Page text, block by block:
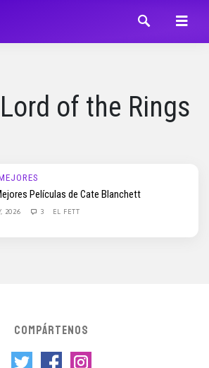
of the Rings
Películas de Cate Blanchett
2026 3 EL FETT
COMPÁRTENOS